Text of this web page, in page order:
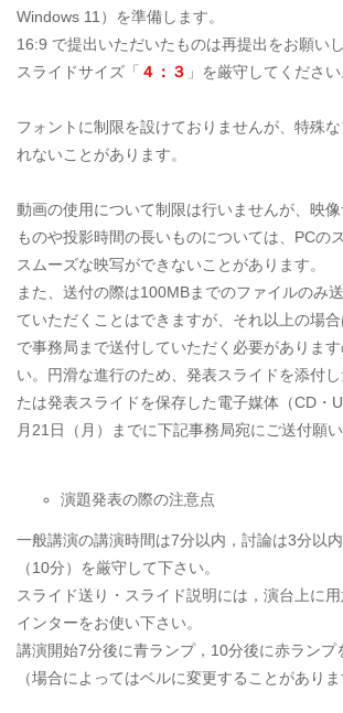
Windows 11）を準備します。
16:9 で提出いただいたものは再提出をお願い
スライドサイズ「 ４：３ 」を厳守してください
フォントに制限を設けておりませんが、特殊
れないことがあります。
動画の使用について制限は行いませんが、映
ものや投影時間の長いものについては、PCの
スムーズな映写ができないことがあります。
また、送付の際は100MBまでのファイルのみ
ていただくことはできますが、それ以上の場
で事務局まで送付していただく必要がありま
い。円滑な進行のため、発表スライドを添付
たは発表スライドを保存した電子媒体（CD・
月21日（月）までに下記事務局宛にご送付願い
演題発表の際の注意点
一般講演の講演時間は7分以内，討論は3分以
（10分）を厳守して下さい。
スライド送り・スライド説明には，演台上に
インターをお使い下さい。
講演開始7分後に青ランプ，10分後に赤ランプ
（場合によってはベルに変更することがありま